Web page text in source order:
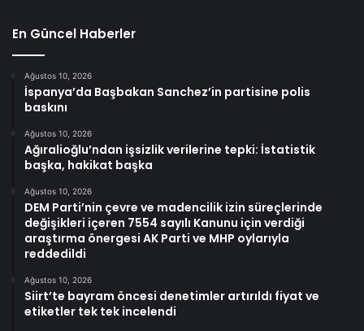
En Güncel Haberler
Ağustos 10, 2026
İspanya’da Başbakan Sanchez’in partisine polis
baskını
Ağustos 10, 2026
Ağıralioğlu’ndan işsizlik verilerine tepki: İstatistik
başka, hakikat başka
Ağustos 10, 2026
DEM Parti’nin çevre ve madencilik izin süreçlerinde
değişikleri içeren 7554 sayılı Kanunu için verdiği
araştırma önergesi AK Parti ve MHP oylarıyla
reddedildi
Ağustos 10, 2026
Siirt’te bayram öncesi denetimler artırıldı fiyat ve
etiketler tek tek incelendi